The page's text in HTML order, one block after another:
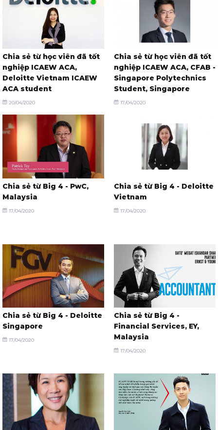
Chia sẻ từ học viên đã tốt
nghiệp ICAEW ACA,
Deloitte Vietnam ICAEW
ACA student
20/04/2020
Chia sẻ từ học viên đã tốt
nghiệp ICAEW ACA, CFAB -
Singapore Polytechnics
Student, Singapore
17/04/2020
Chia sẻ từ Big 4 - PwC,
Malaysia
17/04/2020
Chia sẻ từ Big 4 - Deloitte
Vietnam
17/04/2020
Chia sẻ từ Big 4 - Deloitte
Singapore
17/04/2020
Chia sẻ từ Big 4 -
Financial Services, EY,
Malaysia
17/04/2020